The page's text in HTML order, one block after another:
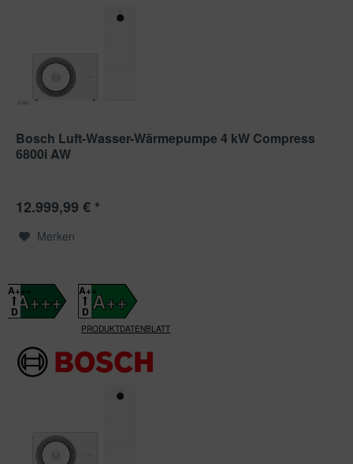
Bosch Luft-Wasser-Wärmepumpe 4 kW Compress
6800i AW
12.999,99 € *
Merken
A+++
A+++
D
A++
A++
D
PRODUKTDATENBLATT